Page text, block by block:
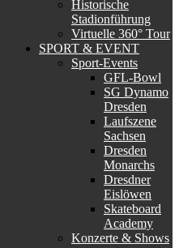
Historische
Stadionführung
Virtuelle 360° Tour
SPORT & EVENT
Sport-Events
GFL-Bowl
SG Dynamo
Dresden
Laufszene
Sachsen
Dresden
Monarchs
Dresdner
Eislöwen
Skateboard
Academy
Konzerte & Shows